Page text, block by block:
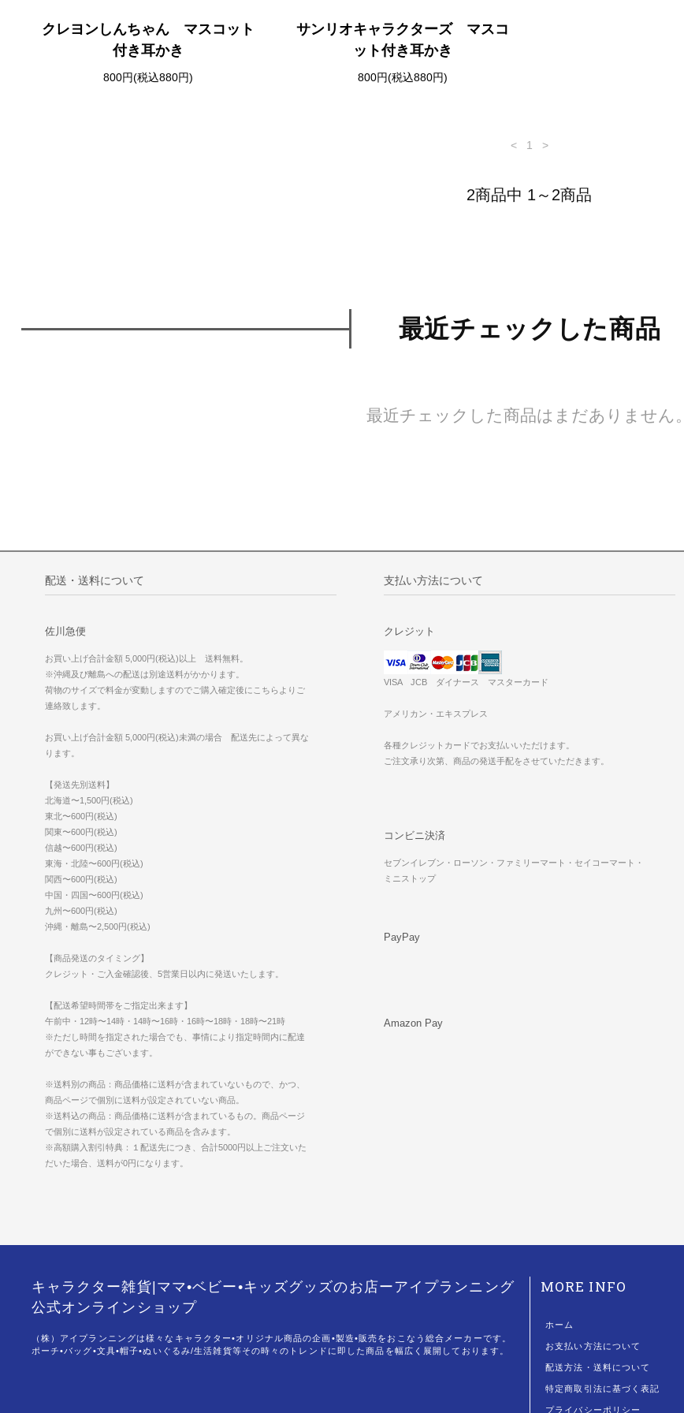
クレヨンしんちゃん マスコット
付き耳かき
800円(税込880円)
サンリオキャラクターズ マスコ
ット付き耳かき
800円(税込880円)
< 1 >
2商品中 1～2商品
最近チェックした商品
最近チェックした商品はまだありません。
配送・送料について
佐川急便
お買い上げ合計金額 5,000円(税込)以上 送料無料。
※沖縄及び離島への配送は別途送料がかかります。
荷物のサイズで料金が変動しますのでご購入確定後にこちらよりご
連絡致します。
お買い上げ合計金額 5,000円(税込)未満の場合 配送先によって異な
ります。
【発送先別送料】
北海道〜1,500円(税込)
東北〜600円(税込)
関東〜600円(税込)
信越〜600円(税込)
東海・北陸〜600円(税込)
関西〜600円(税込)
中国・四国〜600円(税込)
九州〜600円(税込)
沖縄・離島〜2,500円(税込)
【商品発送のタイミング】
クレジット・ご入金確認後、5営業日以内に発送いたします。
【配送希望時間帯をご指定出来ます】
午前中・12時〜14時・14時〜16時・16時〜18時・18時〜21時
※ただし時間を指定された場合でも、事情により指定時間内に配達
ができない事もございます。
※送料別の商品：商品価格に送料が含まれていないもので、かつ、
商品ページで個別に送料が設定されていない商品。
※送料込の商品：商品価格に送料が含まれているもの。商品ページ
で個別に送料が設定されている商品を含みます。
※高額購入割引特典：１配送先につき、合計5000円以上ご注文いた
だいた場合、送料が0円になります。
支払い方法について
クレジット
VISA JCB ダイナース マスターカード
アメリカン・エキスプレス
各種クレジットカードでお支払いいただけます。
ご注文承り次第、商品の発送手配をさせていただきます。
コンビニ決済
セブンイレブン・ローソン・ファミリーマート・セイコーマート・
ミニストップ
PayPay
Amazon Pay
キャラクター雑貨|ママ•ベビー•キッズグッズのお店ーアイプランニング
公式オンラインショップ
（株）アイプランニングは様々なキャラクター•オリジナル商品の企画•製造•販売をおこなう総合メーカーです。
ポーチ•バッグ•文具•帽子•ぬいぐるみ/生活雑貨等その時々のトレンドに即した商品を幅広く展開しております。
MORE INFO
ホーム
お支払い方法について
配送方法・送料について
特定商取引法に基づく表記
プライバシーポリシー